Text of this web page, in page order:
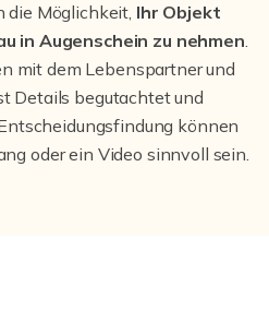
die Möglichkeit, Ihr Objekt
in Augenschein zu nehmen.
mit dem Lebenspartner und
Details begutachtet und
können
oder ein Video sinnvoll sein.